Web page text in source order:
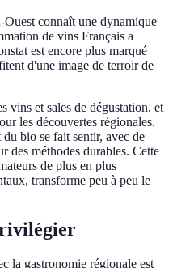
connaît une dynamique
de vins Français a
est encore plus marqué
d'une image de terroir de
vins et sales de dégustation, et
les découvertes régionales.
bio se fait sentir, avec de
des méthodes durables. Cette
de plus en plus
transforme peu à peu le
la gastronomie régionale est